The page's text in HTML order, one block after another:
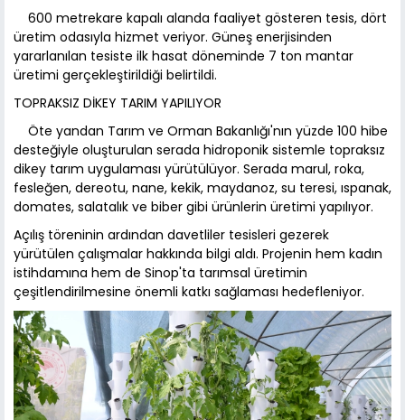
600 metrekare kapalı alanda faaliyet gösteren tesis, dört
üretim odasıyla hizmet veriyor. Güneş enerjisinden
yararlanılan tesiste ilk hasat döneminde 7 ton mantar
üretimi gerçekleştirildiği belirtildi.
TOPRAKSIZ DİKEY TARIM YAPILIYOR
Öte yandan Tarım ve Orman Bakanlığı'nın yüzde 100 hibe
desteğiyle oluşturulan serada hidroponik sistemle topraksız
dikey tarım uygulaması yürütülüyor. Serada marul, roka,
fesleğen, dereotu, nane, kekik, maydanoz, su teresi, ıspanak,
domates, salatalık ve biber gibi ürünlerin üretimi yapılıyor.
Açılış töreninin ardından davetliler tesisleri gezerek
yürütülen çalışmalar hakkında bilgi aldı. Projenin hem kadın
istihdamına hem de Sinop'ta tarımsal üretimin
çeşitlendirilmesine önemli katkı sağlaması hedefleniyor.